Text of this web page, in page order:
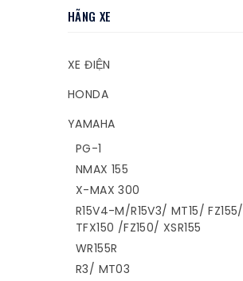
HÃNG XE
XE ĐIỆN
HONDA
YAMAHA
PG-1
NMAX 155
X-MAX 300
R15V4-M/R15V3/ MT15/ FZ155/
TFX150 /FZ150/ XSR155
WR155R
R3/ MT03